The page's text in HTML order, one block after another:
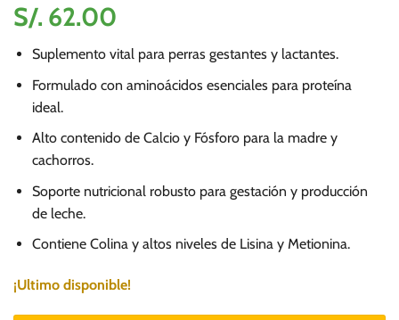
S/. 62.00
Suplemento vital para perras gestantes y lactantes.
Formulado con aminoácidos esenciales para proteína
ideal.
Alto contenido de Calcio y Fósforo para la madre y
cachorros.
Soporte nutricional robusto para gestación y producción
de leche.
Contiene Colina y altos niveles de Lisina y Metionina.
¡Ultimo disponible!